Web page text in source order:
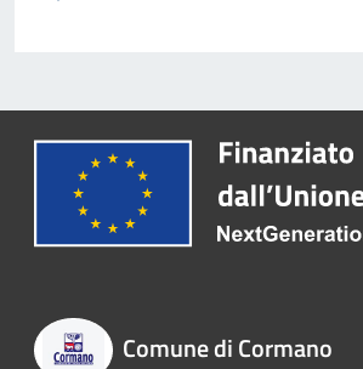
Comune di Cormano